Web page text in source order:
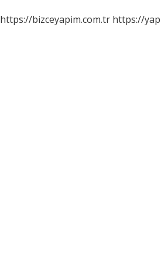
https://bizceyapim.com.tr https://